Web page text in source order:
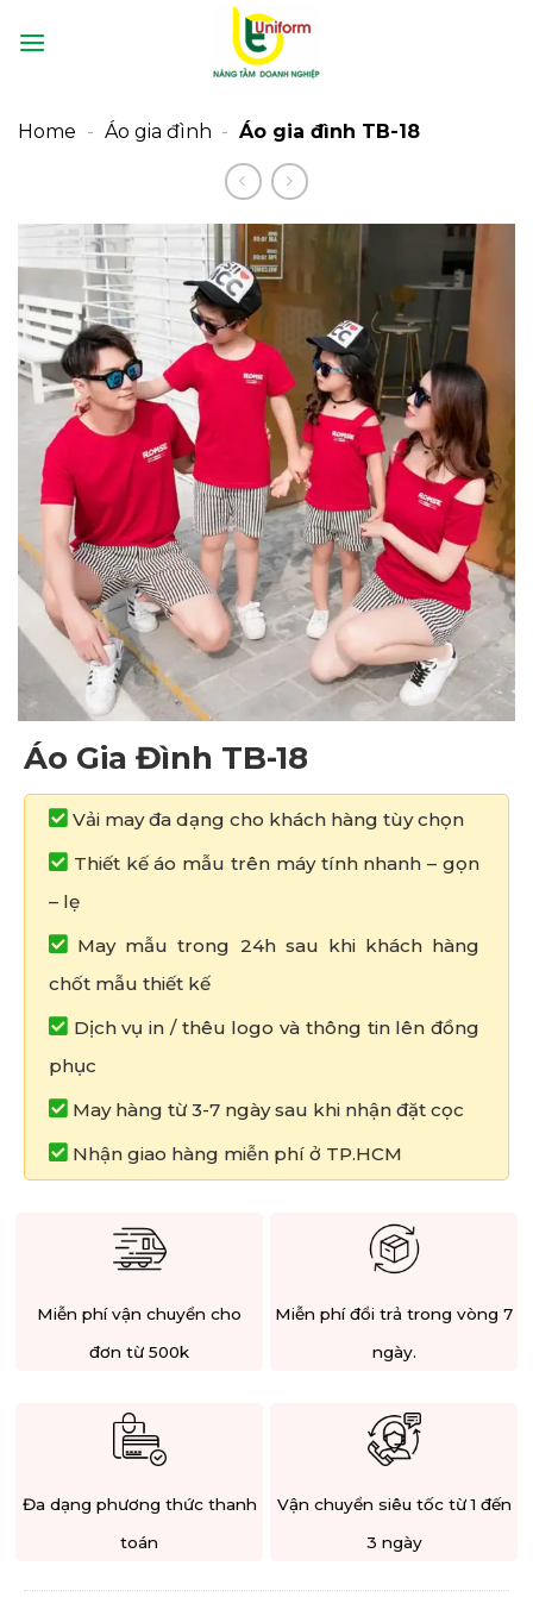
qua
Home - Áo gia đình - Áo gia đình TB-18
Áo Gia Đình TB-18
Vải may đa dạng cho khách hàng tùy chọn
Thiết kế áo mẫu trên máy tính nhanh – gọn
– lẹ
May mẫu trong 24h sau khi khách hàng
chốt mẫu thiết kế
Dịch vụ in / thêu logo và thông tin lên đồng
phục
May hàng từ 3-7 ngày sau khi nhận đặt cọc
Nhận giao hàng miễn phí ở TP.HCM
Miễn phí vận chuyển cho
đơn từ 500k
Miễn phí đổi trả trong vòng 7
ngày.
Đa dạng phương thức thanh
toán
Vận chuyển siêu tốc từ 1 đến
3 ngày